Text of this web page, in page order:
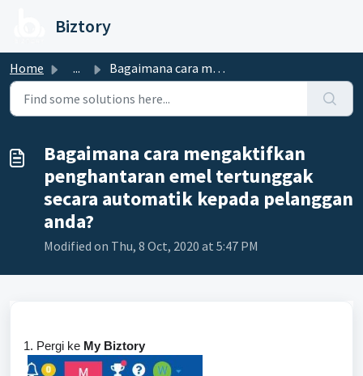
Biztory
Home ... Bagaimana cara mengaktifkan penghantaran emel tertunggak ...
Bagaimana cara mengaktifkan
penghantaran emel tertunggak
secara automatik kepada pelanggan
anda?
Modified on Thu, 8 Oct, 2020 at 5:47 PM
1. Pergi ke My Biztory